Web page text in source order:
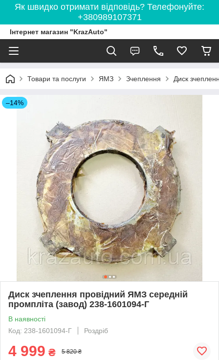
Як швидко отримати відповідь? Телефонуйте:
+380989107371
Інтернет магазин "KrazAuto"
Товари та послуги ЯМЗ Зчеплення Диск
–14%
Диск зчеплення провідний ЯМЗ середній
промпліта (завод) 238-1601094-Г
В наявності
Код: 238-1601094-Г
Роздріб
4 999 ₴ 5 820 ₴